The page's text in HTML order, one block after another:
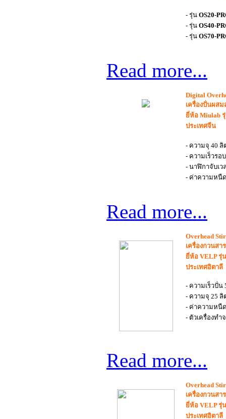
- รุ่น OS20-
- รุ่น OS40-
- รุ่น OS70-
Read more...
Digital
เครื่องปั่นผส
ยี่ห้อ Miulab
ประเทศจีน
- ความจุ 40 ลิ
- ความเร็วรอ
- นาฬิกาจับเว
- ค่าความหนืด
Read more...
Overhead
เครื่องกวนสา
ยี่ห้อ VELP รุ่
ประเทศอิตาลี
- ความเร็วปั่น
- ความจุ 25 ลิ
- ค่าความหนืด
- ตัวเครื่องท
Read more...
Overhead
เครื่องกวนสา
ยี่ห้อ VELP รุ่
ประเทศอิตาลี